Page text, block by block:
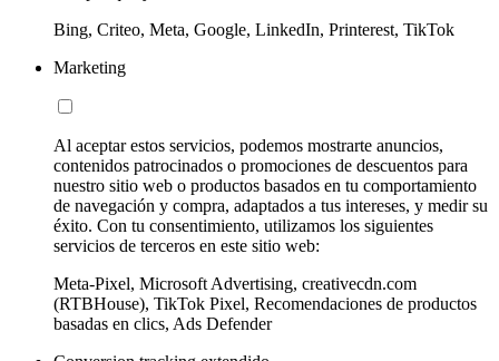
Bing, Criteo, Meta, Google, LinkedIn, Printerest, TikTok
Marketing
Al aceptar estos servicios, podemos mostrarte anuncios,
contenidos patrocinados o promociones de descuentos para
nuestro sitio web o productos basados en tu comportamiento
de navegación y compra, adaptados a tus intereses, y medir su
éxito. Con tu consentimiento, utilizamos los siguientes
servicios de terceros en este sitio web:
Meta-Pixel, Microsoft Advertising, creativecdn.com
(RTBHouse), TikTok Pixel, Recomendaciones de productos
basadas en clics, Ads Defender